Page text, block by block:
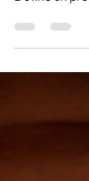
publicidad,
Define un
campañas y
pocas veces
¿Estoy en
estrategia